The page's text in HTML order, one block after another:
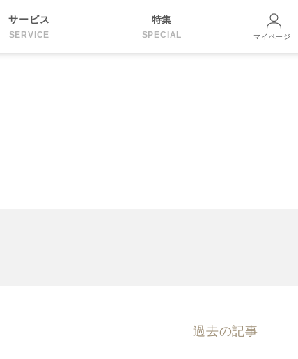
サービス
SERVICE
特集
SPECIAL マイページ
過去の記事